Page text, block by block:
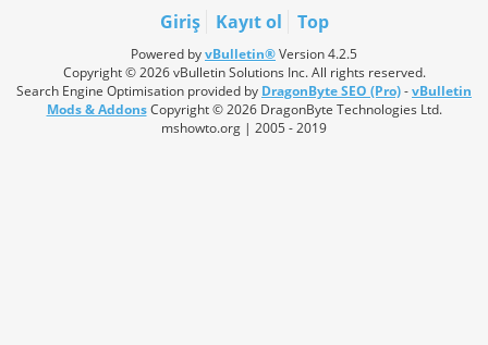
Giriş Kayıt ol Top
Powered byvBulletin®Version 4.2.5
Copyright © 2026 vBulletin Solutions Inc. All rights reserved.
Search Engine Optimisation provided by DragonByte SEO (Pro)-vBulletin
Mods & AddonsCopyright © 2026 DragonByte Technologies Ltd.
mshowto.org | 2005 - 2019